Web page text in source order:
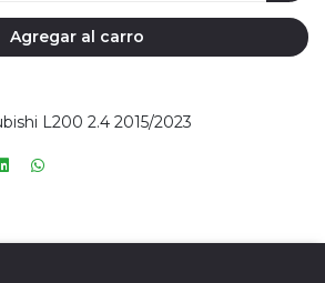
Agregar al carro
L200 2.4 2015/2023